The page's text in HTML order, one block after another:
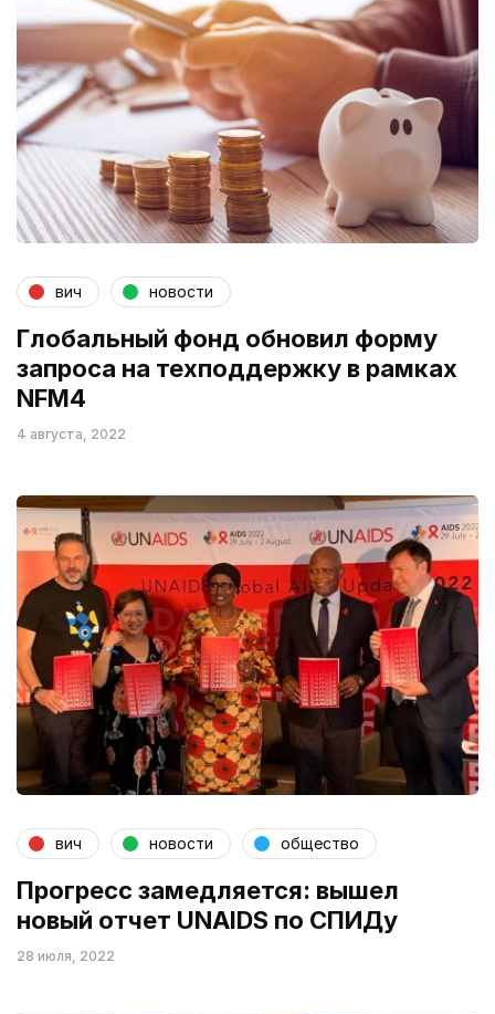
вич новости
Глобальный фонд обновил форму
запроса на техподдержку в рамках
NFM4
4 августа, 2022
вич новости общество
Прогресс замедляется: вышел
новый отчет UNAIDS по СПИДу
28 июля, 2022